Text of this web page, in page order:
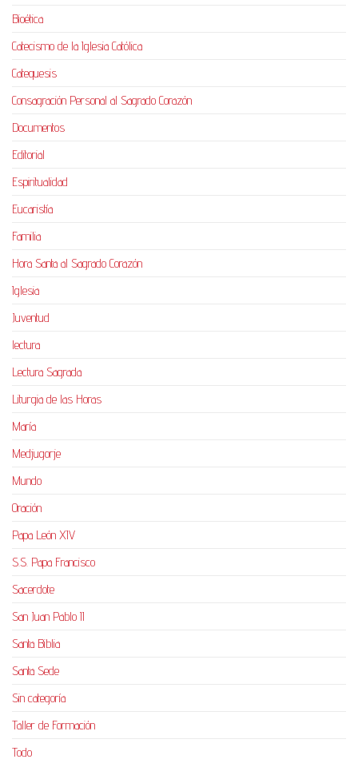
Bioética
Catecismo de la Iglesia Católica
Catequesis
Consagración Personal al Sagrado Corazón
Documentos
Editorial
Espiritualidad
Eucaristía
Familia
Hora Santa al Sagrado Corazón
Iglesia
Juventud
lectura
Lectura Sagrada
Liturgia de las Horas
María
Medjugorje
Mundo
Oración
Papa León XIV
S.S. Papa Francisco
Sacerdote
San Juan Pablo II
Santa Biblia
Santa Sede
Sin categoría
Taller de Formación
Todo